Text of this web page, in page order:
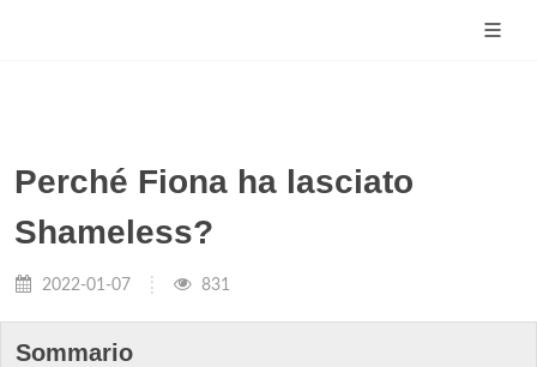
Perché Fiona ha lasciato
Shameless?
2022-01-07 831
Sommario